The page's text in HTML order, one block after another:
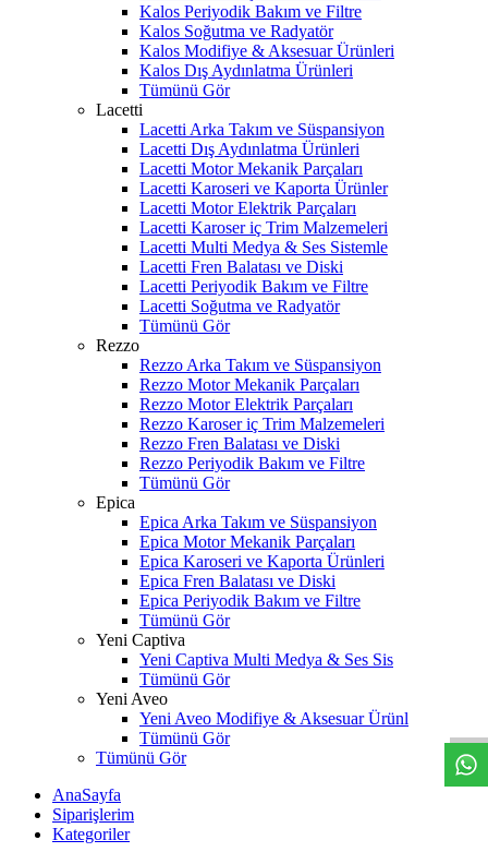
Kalos Periyodik Bakım ve Filtre
Kalos Soğutma ve Radyatör
Kalos Modifiye & Aksesuar Ürünleri
Kalos Dış Aydınlatma Ürünleri
Tümünü Gör
Lacetti
Lacetti Arka Takım ve Süspansiyon
Lacetti Dış Aydınlatma Ürünleri
Lacetti Motor Mekanik Parçaları
Lacetti Karoseri ve Kaporta Ürünler
Lacetti Motor Elektrik Parçaları
Lacetti Karoser iç Trim Malzemeleri
Lacetti Multi Medya & Ses Sistemle
Lacetti Fren Balatası ve Diski
Lacetti Periyodik Bakım ve Filtre
Lacetti Soğutma ve Radyatör
Tümünü Gör
Rezzo
Rezzo Arka Takım ve Süspansiyon
Rezzo Motor Mekanik Parçaları
Rezzo Motor Elektrik Parçaları
Rezzo Karoser iç Trim Malzemeleri
Rezzo Fren Balatası ve Diski
Rezzo Periyodik Bakım ve Filtre
Tümünü Gör
Epica
Epica Arka Takım ve Süspansiyon
Epica Motor Mekanik Parçaları
Epica Karoseri ve Kaporta Ürünleri
Epica Fren Balatası ve Diski
Epica Periyodik Bakım ve Filtre
Tümünü Gör
Yeni Captiva
Yeni Captiva Multi Medya & Ses Sis
Tümünü Gör
Yeni Aveo
Yeni Aveo Modifiye & Aksesuar Ürünl
Tümünü Gör
Tümünü Gör
AnaSayfa
Siparişlerim
Kategoriler